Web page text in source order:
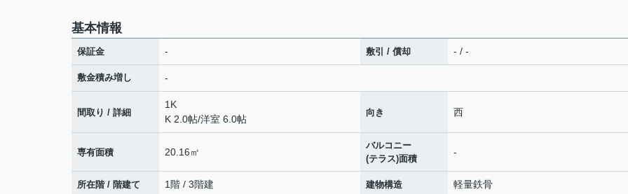
基本情報
保証金 - 敷引 / 償却 - / -
敷金積み増し -
間取り / 詳細
1K
K 2.0帖/洋室 6.0帖
向き 西
専有面積 20.16㎡
バルコニー
(テラス)面積
-
所在階 / 階建て 1階 / 3階建 建物構造 軽量鉄骨